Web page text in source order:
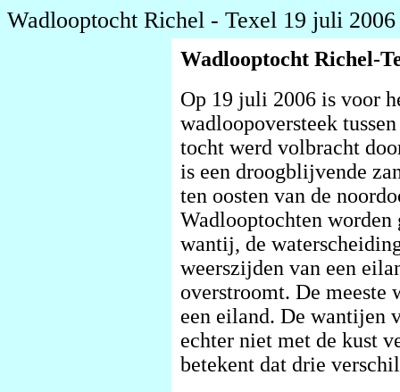
Wadlooptocht Richel - Texel 19 juli 2006
Wadlooptocht Richel-
Op 19 juli 2006 is voor
wadloopoversteek
tocht werd volbracht
is een droogblijvende
ten oosten van de
Wadlooptochten worden
wantij, de
weerszijden van een
overstroomt. De meeste
een eiland. De wantijen
echter niet met de kust
betekent dat drie